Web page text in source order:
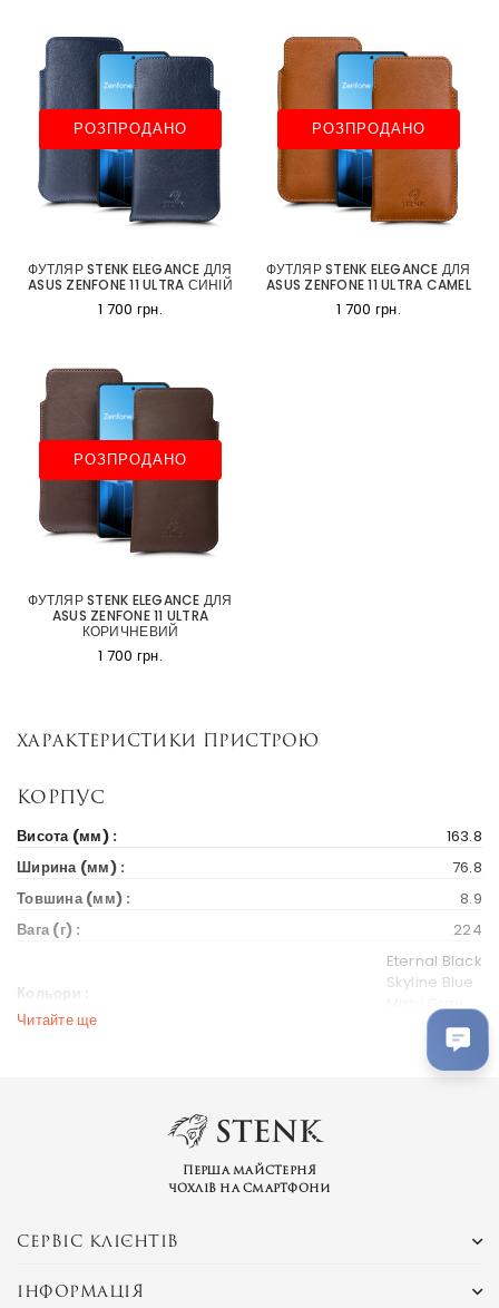
РОЗПРОДАНО
ФУТЛЯР STENK ELEGANCE ДЛЯ
ASUS ZENFONE 11 ULTRA СИНІЙ
1 700 грн.
РОЗПРОДАНО
ФУТЛЯР STENK ELEGANCE ДЛЯ
ASUS ZENFONE 11 ULTRA CAMEL
1 700 грн.
РОЗПРОДАНО
ФУТЛЯР STENK ELEGANCE ДЛЯ
ASUS ZENFONE 11 ULTRA
КОРИЧНЕВИЙ
1 700 грн.
Характеристики пристрою
Корпус
Висота (мм) :
163.8
Ширина (мм) :
76.8
Товшина (мм) :
8.9
Вага (г) :
224
Кольори :
Eternal Black
Skyline Blue
Misty Gray
Desert Sand
LTPO AMOLED, 144Hz, HDR10, 1600 nits (HBM), 2500 nits (peak)
Захист :
Corning Gorilla Glass Victus 2 Always-on Дисплей
Читайте ще
Перша майстерня
чохлів на смартфони
СЕРВІС КЛІЄНТІВ
ІНФОРМАЦІЯ